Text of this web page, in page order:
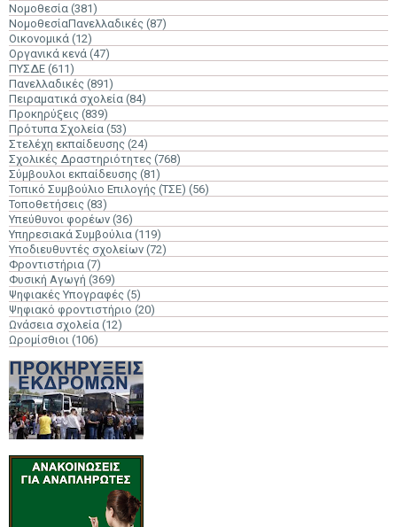
Νομοθεσία (381)
ΝομοθεσίαΠανελλαδικές (87)
Οικονομικά (12)
Οργανικά κενά (47)
ΠΥΣΔΕ (611)
Πανελλαδικές (891)
Πειραματικά σχολεία (84)
Προκηρύξεις (839)
Πρότυπα Σχολεία (53)
Στελέχη εκπαίδευσης (24)
Σχολικές Δραστηριότητες (768)
Σύμβουλοι εκπαίδευσης (81)
Τοπικό Συμβούλιο Επιλογής (ΤΣΕ) (56)
Τοποθετήσεις (83)
Υπεύθυνοι φορέων (36)
Υπηρεσιακά Συμβούλια (119)
Υποδιευθυντές σχολείων (72)
Φροντιστήρια (7)
Φυσική Αγωγή (369)
Ψηφιακές Υπογραφές (5)
Ψηφιακό φροντιστήριο (20)
Ωνάσεια σχολεία (12)
Ωρομίσθιοι (106)